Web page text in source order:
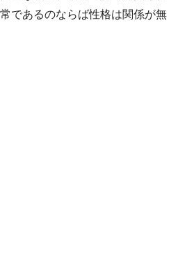
であるのならば性格は関係が無